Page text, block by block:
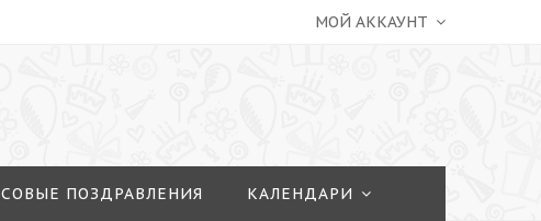
МОЙ АККАУНТ
ПОЗДРАВЛЕНИЯ КАЛЕНДАРИ